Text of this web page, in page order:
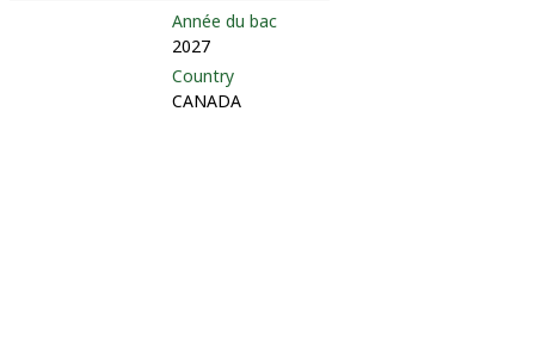
Année du bac
2027
Country
CANADA